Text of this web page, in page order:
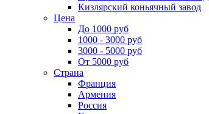
Кизлярский коньячный завод
Цена
До 1000 руб
1000 - 3000 руб
3000 - 5000 руб
От 5000 руб
Страна
Франция
Армения
Россия